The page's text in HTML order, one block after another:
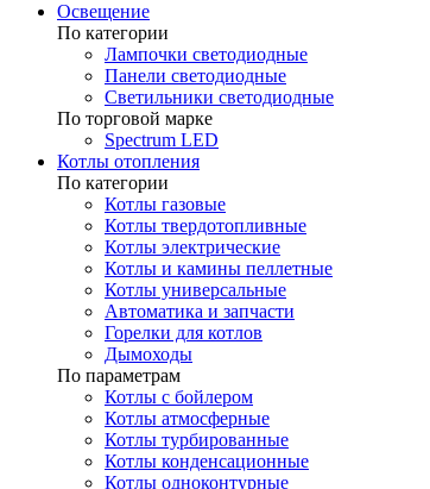
Освещение
По категории
Лампочки светодиодные
Панели светодиодные
Светильники светодиодные
По торговой марке
Spectrum LED
Котлы отопления
По категории
Котлы газовые
Котлы твердотопливные
Котлы электрические
Котлы и камины пеллетные
Котлы универсальные
Автоматика и запчасти
Горелки для котлов
Дымоходы
По параметрам
Котлы с бойлером
Котлы атмосферные
Котлы турбированные
Котлы конденсационные
Котлы одноконтурные